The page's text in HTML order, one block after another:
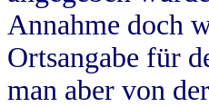
Annahme doch
Ortsangabe für
man aber von